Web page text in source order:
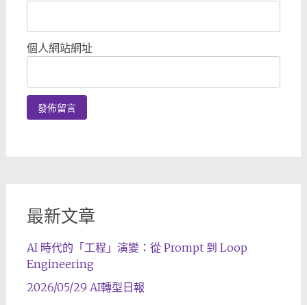
個人網站網址
最新文章
AI 時代的「工程」演變：從 Prompt 到 Loop
Engineering
2026/05/29 AI轉型日報